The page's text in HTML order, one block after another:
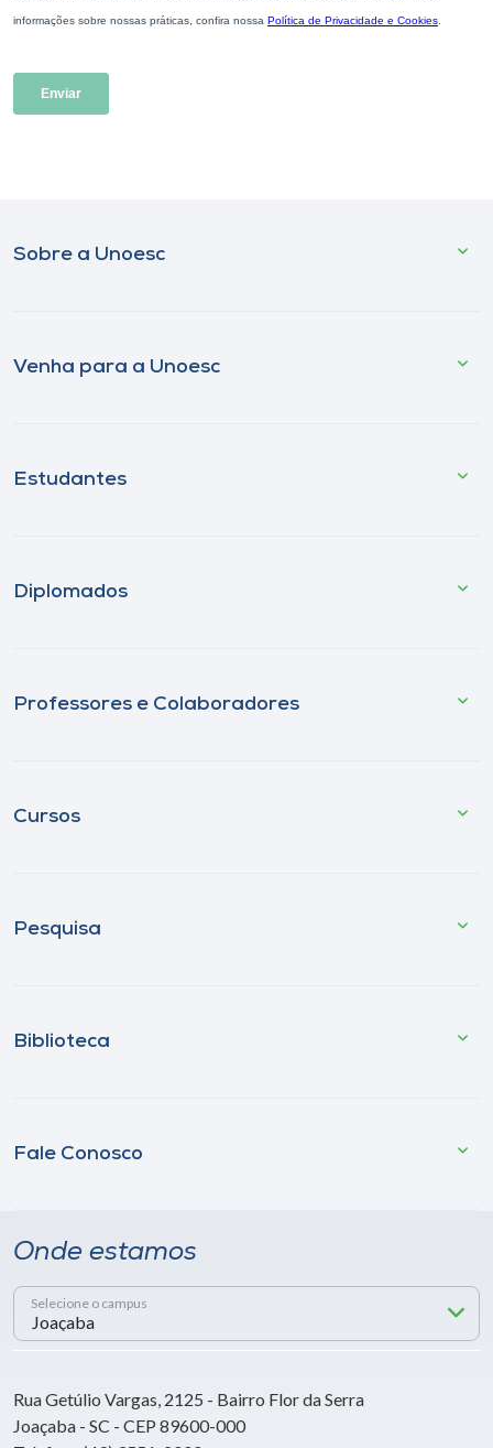
Sobre a Unoesc
Venha para a Unoesc
Estudantes
Diplomados
Professores e Colaboradores
Cursos
Pesquisa
Biblioteca
Fale Conosco
Onde estamos
Selecione o campus
Rua Getúlio Vargas, 2125 - Bairro Flor da Serra
Joaçaba - SC - CEP 89600-000